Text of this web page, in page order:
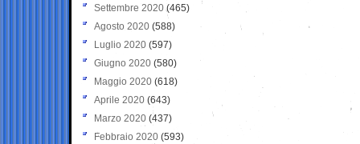
Settembre 2020(465)
Agosto 2020 (588)
Luglio 2020 (597)
Giugno 2020 (580)
Maggio 2020 (618)
Aprile 2020 (643)
Marzo 2020 (437)
Febbraio 2020 (593)